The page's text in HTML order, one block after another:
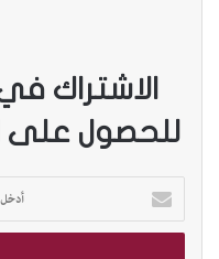
الاشتراك في
للحصول على
خ